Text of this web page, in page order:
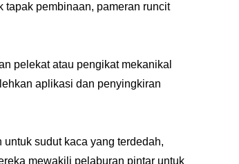
tapak pembinaan, pameran runcit
pelekat atau pengikat mekanikal
aplikasi dan penyingkiran
sudut kaca yang terdedah,
mewakili pelaburan pintar untuk